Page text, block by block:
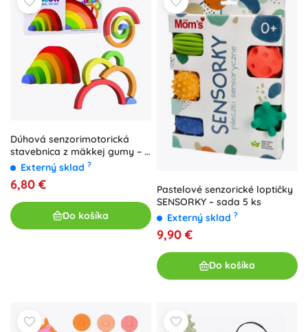
Dúhová senzorimotorická
stavebnica z mäkkej gumy – 5
dielov
Externý sklad ?
6,80 €
Do košíka
Pastelové senzorické loptičky
SENSORKY – sada 5 ks
Externý sklad ?
9,90 €
Do košíka